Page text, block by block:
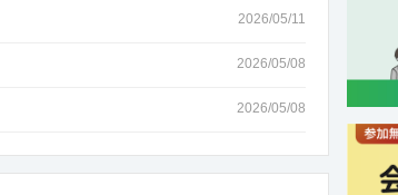
2026/05/11
2026/05/08
2026/05/08